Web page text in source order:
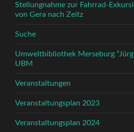
Stellungnahme zur Fahrrad-
von Gera nach Zeitz
Suche
Umweltbibliothek Merseburg
UBM
Veranstaltungen
Veranstaltungsplan 2023
Veranstaltungsplan 2024